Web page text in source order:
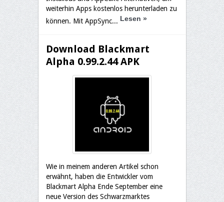
weiterhin Apps kostenlos herunterladen zu
können. Mit AppSync... Lesen »
Download Blackmart
Alpha 0.99.2.44 APK
Wie in meinem anderen Artikel schon
erwähnt, haben die Entwickler vom
Blackmart Alpha Ende September eine
neue Version des Schwarzmarktes